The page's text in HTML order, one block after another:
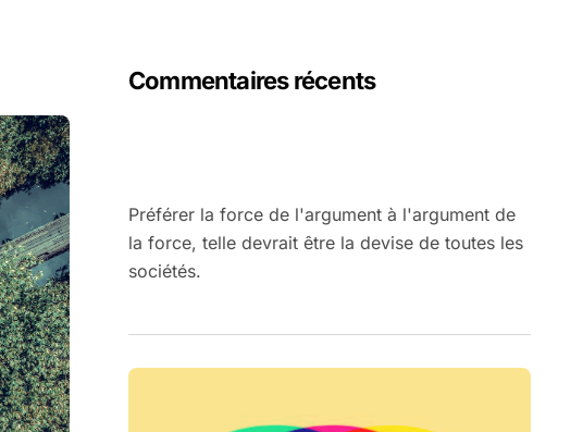
Commentaires récents
Préférer la force de l'argument à l'argument de
la force, telle devrait être la devise de toutes les
sociétés.